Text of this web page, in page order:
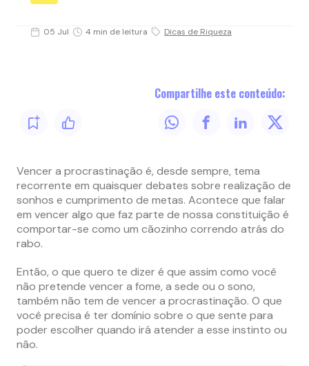
05 Jul 4 min de leitura Dicas de Riqueza
Compartilhe este conteúdo:
Vencer a procrastinação é, desde sempre, tema
recorrente em quaisquer debates sobre realização de
sonhos e cumprimento de metas. Acontece que falar
em vencer algo que faz parte de nossa constituição é
comportar-se como um cãozinho correndo atrás do
rabo.
Então, o que quero te dizer é que assim como você
não pretende vencer a fome, a sede ou o sono,
também não tem de vencer a procrastinação. O que
você precisa é ter domínio sobre o que sente para
poder escolher quando irá atender a esse instinto ou
não.